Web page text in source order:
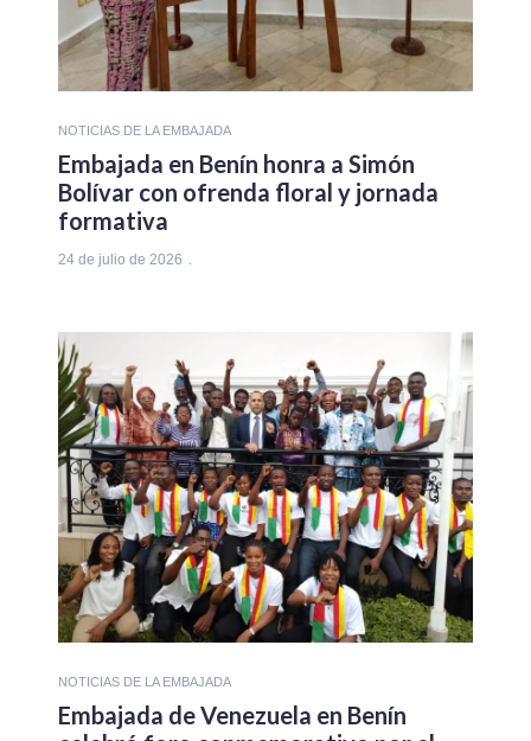
NOTICIAS DE LA EMBAJADA
Embajada en Benín honra a Simón
Bolívar con ofrenda floral y jornada
formativa
24 de julio de 2026
NOTICIAS DE LA EMBAJADA
Embajada de Venezuela en Benín